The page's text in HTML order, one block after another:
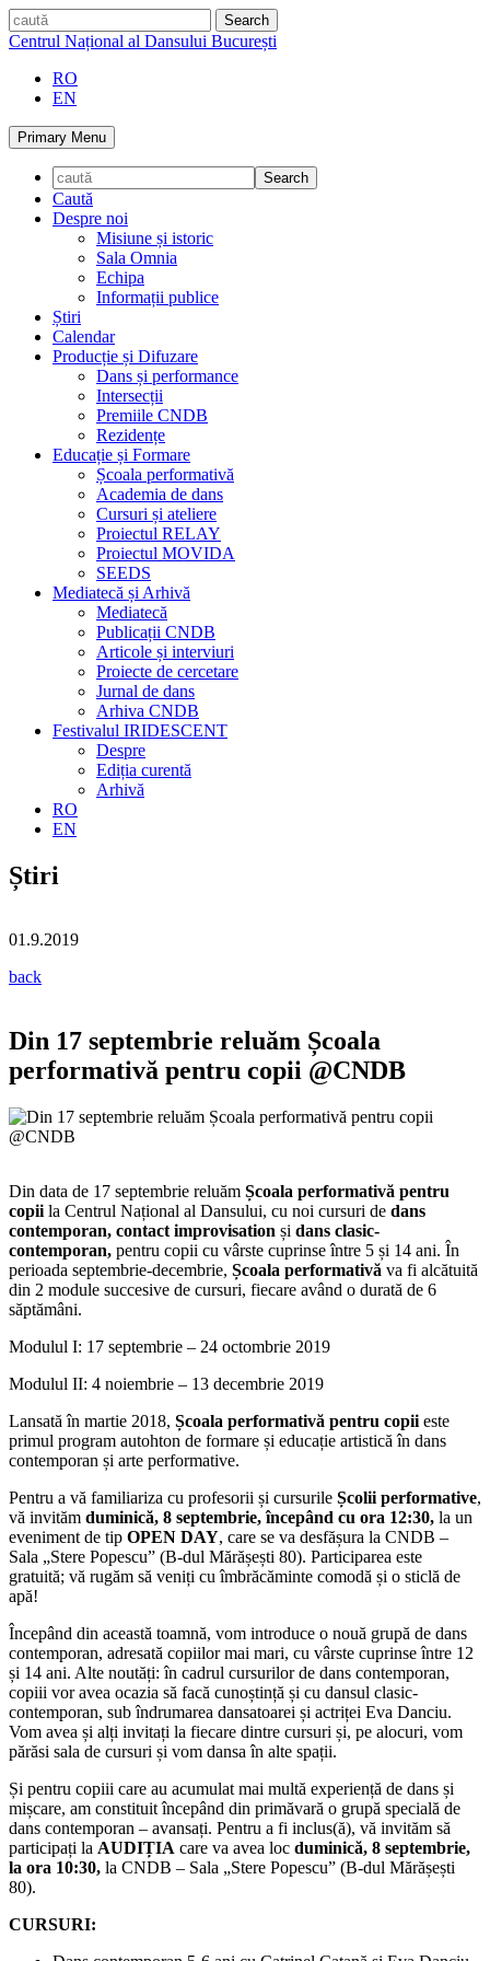
Skip
to
caută
Centrul Național al Dansului București
RO
EN
Primary Menu
Caută
Despre noi
Misiune și istoric
Sala Omnia
Echipa
Informații publice
Știri
Calendar
Producție și Difuzare
Dans și performance
Intersecții
Premiile CNDB
Rezidențe
Educație și Formare
Școala performativă
Academia de dans
Cursuri și ateliere
Proiectul RELAY
Proiectul MOVIDA
SEEDS
Mediatecă și Arhivă
Mediatecă
Publicații CNDB
Articole și interviuri
Proiecte de cercetare
Jurnal de dans
Arhiva CNDB
Festivalul IRIDESCENT
Despre
Ediția curentă
Arhivă
RO
EN
Știri
01.9.2019
back
Din 17 septembrie reluăm Școala
performativă pentru copii @CNDB
Din data de 17 septembrie reluăm Școala performativă pentru
copii la Centrul Național al Dansului, cu noi cursuri de dans
contemporan, contact improvisation și dans clasic-
contemporan, pentru copii cu vârste cuprinse între 5 și 14 ani. În
perioada septembrie-decembrie, Școala performativă va fi alcătuită
din 2 module succesive de cursuri, fiecare având o durată de 6
săptămâni.
Modulul I: 17 septembrie – 24 octombrie 2019
Modulul II: 4 noiembrie – 13 decembrie 2019
Lansată în martie 2018, Școala performativă pentru copii este
primul program autohton de formare și educație artistică în dans
contemporan și arte performative.
Pentru a vă familiariza cu profesorii și cursurile Școlii performative,
vă invităm duminică, 8 septembrie, începând cu ora 12:30, la un
eveniment de tip OPEN DAY, care se va desfășura la CNDB –
Sala „Stere Popescu” (B-dul Mărășești 80). Participarea este
gratuită; vă rugăm să veniți cu îmbrăcăminte comodă și o sticlă de
apă!
Începând din această toamnă, vom introduce o nouă grupă de dans
contemporan, adresată copiilor mai mari, cu vârste cuprinse între 12
și 14 ani. Alte noutăți: în cadrul cursurilor de dans contemporan,
copiii vor avea ocazia să facă cunoștință și cu dansul clasic-
contemporan, sub îndrumarea dansatoarei și actriței Eva Danciu.
Vom avea și alți invitați la fiecare dintre cursuri și, pe alocuri, vom
părăsi sala de cursuri și vom dansa în alte spații.
Și pentru copiii care au acumulat mai multă experiență de dans și
mișcare, am constituit începând din primăvară o grupă specială de
dans contemporan – avansați. Pentru a fi inclus(ă), vă invităm să
participați la AUDIȚIA care va avea loc duminică, 8 septembrie,
la ora 10:30, la CNDB – Sala „Stere Popescu” (B-dul Mărășești
80).
CURSURI: